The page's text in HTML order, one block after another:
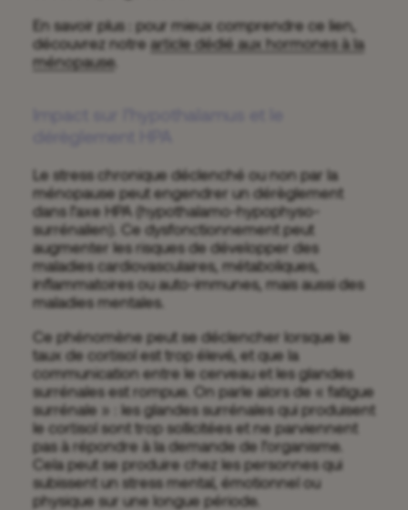
En savoir plus : pour mieux comprendre ce lien,
découvrez notre article dédié aux hormones à la
ménopause.
Le stress chronique déclenché ou non par la
ménopause peut engendrer un dérèglement
dans l’axe HPA (hypothalamo-hypophyso-
surrénalien). Ce dysfonctionnement peut
augmenter les risques de développer des
maladies cardiovasculaires, métaboliques,
inflammatoires ou auto-immunes, mais aussi des
maladies mentales.
Ce phénomène peut se déclencher lorsque le
taux de cortisol est trop élevé, et que la
communication entre le cerveau et les glandes
surrénales est rompue. On parle alors de « fatigue
surrénale » : les glandes surrénales qui produisent
le cortisol sont trop sollicitées et ne parviennent
pas à répondre à la demande de l’organisme.
Cela peut se produire chez les personnes qui
subissent un stress mental, émotionnel ou
physique sur une longue période.